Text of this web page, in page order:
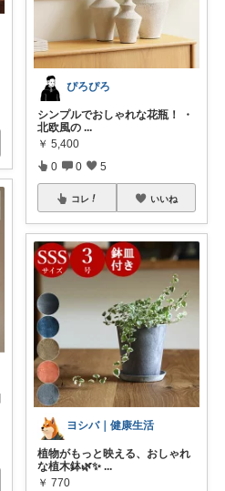
ぴろぴろ
シンプルでおしゃれな花瓶！ ・
北欧風の ...
￥ 5,400
0 0 5
コレ いいね
ヨシバ｜健康生活
植物がもっと映える、おしゃれ
な植木鉢🌿✨ ...
￥ 770